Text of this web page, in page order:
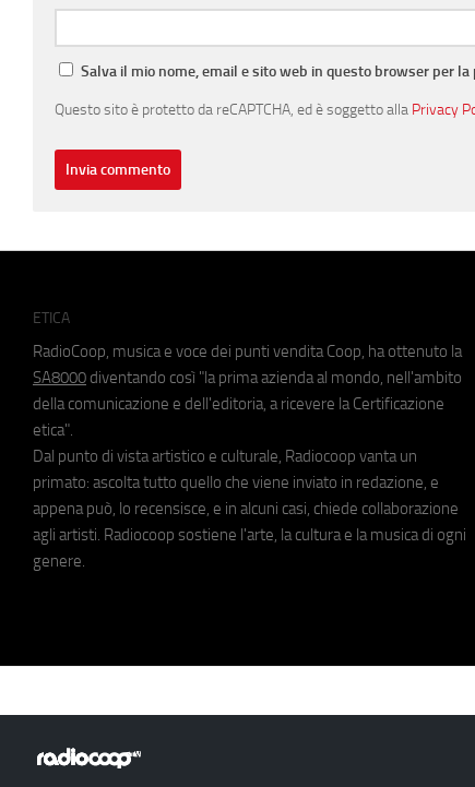
Salva il mio nome, email e sito web in questo browser per
Questo sito è protetto da reCAPTCHA, ed è soggetto alla Privacy
ETICA
RadioCoop, musica e voce dei punti vendita Coop, ha ottenuto la
SA8000 diventando così "la prima azienda al mondo, nell'ambito
della comunicazione e dell'editoria, a ricevere la Certificazione
etica".
Dal punto di vista artistico e culturale, Radiocoop vanta un
primato: ascolta tutto quello che viene inviato in redazione, e
appena può, lo recensisce, e in alcuni casi, chiede collaborazione
agli artisti. Radiocoop sostiene l'arte, la cultura e la musica di ogni
genere.